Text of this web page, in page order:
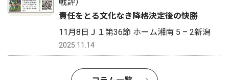
戦評）
責任をとる文化なき降格決定後の快勝
11月8日Ｊ１第36節 ホーム湘南 5 – 2新潟
2025.11.14